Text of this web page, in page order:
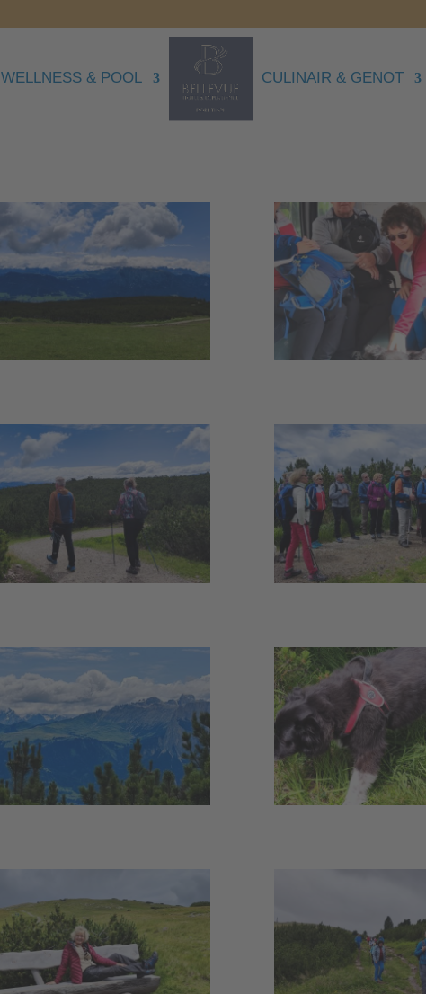
WELLNESS & POOL CULINAIR & GENOT